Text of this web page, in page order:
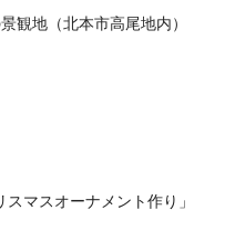
観地（北本市高尾地内）
マスオーナメント作り」